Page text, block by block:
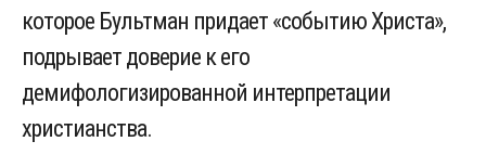
которое Бультман придает «событию Христа»,
подрывает доверие к его
демифологизированной интерпретации
христианства.